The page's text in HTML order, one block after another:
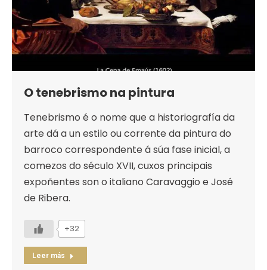
O tenebrismo na pintura
Tenebrismo é o nome que a historiografía da
arte dá a un estilo ou corrente da pintura do
barroco correspondente á súa fase inicial, a
comezos do século XVII, cuxos principais
expoñentes son o italiano Caravaggio e José
de Ribera.
+32
Leer más